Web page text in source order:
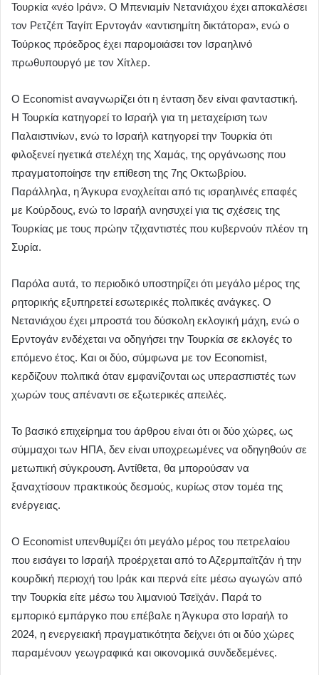
Τουρκία «νέο Ιράν». Ο Μπενιαμίν Νετανιάχου έχει αποκαλέσει
τον Ρετζέπ Ταγίπ Ερντογάν «αντισημίτη δικτάτορα», ενώ ο
Τούρκος πρόεδρος έχει παρομοιάσει τον Ισραηλινό
πρωθυπουργό με τον Χίτλερ.
Ο Economist αναγνωρίζει ότι η ένταση δεν είναι φανταστική.
Η Τουρκία κατηγορεί το Ισραήλ για τη μεταχείριση των
Παλαιστινίων, ενώ το Ισραήλ κατηγορεί την Τουρκία ότι
φιλοξενεί ηγετικά στελέχη της Χαμάς, της οργάνωσης που
πραγματοποίησε την επίθεση της 7ης Οκτωβρίου.
Παράλληλα, η Άγκυρα ενοχλείται από τις ισραηλινές επαφές
με Κούρδους, ενώ το Ισραήλ ανησυχεί για τις σχέσεις της
Τουρκίας με τους πρώην τζιχαντιστές που κυβερνούν πλέον τη
Συρία.
Παρόλα αυτά, το περιοδικό υποστηρίζει ότι μεγάλο μέρος της
ρητορικής εξυπηρετεί εσωτερικές πολιτικές ανάγκες. Ο
Νετανιάχου έχει μπροστά του δύσκολη εκλογική μάχη, ενώ ο
Ερντογάν ενδέχεται να οδηγήσει την Τουρκία σε εκλογές το
επόμενο έτος. Και οι δύο, σύμφωνα με τον Economist,
κερδίζουν πολιτικά όταν εμφανίζονται ως υπερασπιστές των
χωρών τους απέναντι σε εξωτερικές απειλές.
Το βασικό επιχείρημα του άρθρου είναι ότι οι δύο χώρες, ως
σύμμαχοι των ΗΠΑ, δεν είναι υποχρεωμένες να οδηγηθούν σε
μετωπική σύγκρουση. Αντίθετα, θα μπορούσαν να
ξαναχτίσουν πρακτικούς δεσμούς, κυρίως στον τομέα της
ενέργειας.
Ο Economist υπενθυμίζει ότι μεγάλο μέρος του πετρελαίου
που εισάγει το Ισραήλ προέρχεται από το Αζερμπαϊτζάν ή την
κουρδική περιοχή του Ιράκ και περνά είτε μέσω αγωγών από
την Τουρκία είτε μέσω του λιμανιού Τσεϊχάν. Παρά το
εμπορικό εμπάργκο που επέβαλε η Άγκυρα στο Ισραήλ το
2024, η ενεργειακή πραγματικότητα δείχνει ότι οι δύο χώρες
παραμένουν γεωγραφικά και οικονομικά συνδεδεμένες.